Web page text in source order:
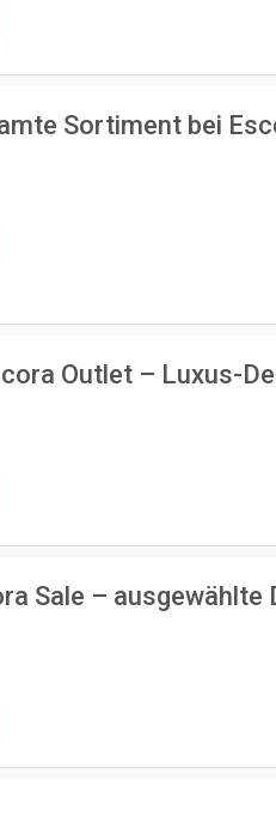
Sortiment bei
Outlet – Luxus-
Sale – ausgewählte